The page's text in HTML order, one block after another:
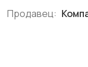
Продавец: